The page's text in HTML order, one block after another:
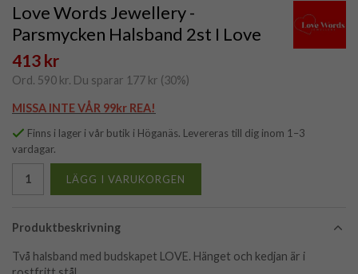
Love Words Jewellery -
Parsmycken Halsband 2st I Love
413 kr
Ord. 590 kr. Du sparar 177 kr (30%)
MISSA INTE VÅR 99kr REA!
Finns i lager i vår butik i Höganäs. Levereras till dig inom 1–3
vardagar.
LÄGG I VARUKORGEN
Produktbeskrivning
Två halsband med budskapet LOVE. Hänget och kedjan är i